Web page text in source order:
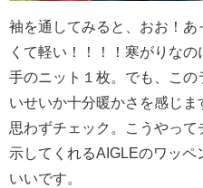
袖を通してみると、おお！
くて軽い！！！！ 寒がりなの
手のニット１枚。でも、こ
いせいか十分暖かさを感じ
思わずチェック。
こうやって
示してくれるAIGLEのワッペ
いいです。